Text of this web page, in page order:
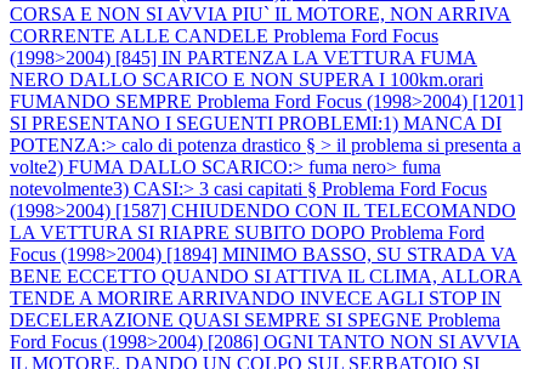
CORSA E NON SI AVVIA PIU` IL MOTORE, NON ARRIVA
CORRENTE ALLE CANDELE Problema Ford Focus
(1998>2004) [845] IN PARTENZA LA VETTURA FUMA
NERO DALLO SCARICO E NON SUPERA I 100km.orari
FUMANDO SEMPRE Problema Ford Focus (1998>2004) [1201]
SI PRESENTANO I SEGUENTI PROBLEMI:1) MANCA DI
POTENZA:> calo di potenza drastico § > il problema si presenta a
volte2) FUMA DALLO SCARICO:> fuma nero> fuma
notevolmente3) CASI:> 3 casi capitati § Problema Ford Focus
(1998>2004) [1587] CHIUDENDO CON IL TELECOMANDO
LA VETTURA SI RIAPRE SUBITO DOPO Problema Ford
Focus (1998>2004) [1894] MINIMO BASSO, SU STRADA VA
BENE ECCETTO QUANDO SI ATTIVA IL CLIMA, ALLORA
TENDE A MORIRE ARRIVANDO INVECE AGLI STOP IN
DECELERAZIONE QUASI SEMPRE SI SPEGNE Problema
Ford Focus (1998>2004) [2086] OGNI TANTO NON SI AVVIA
IL MOTORE, DANDO UN COLPO SUL SERBATOIO SI